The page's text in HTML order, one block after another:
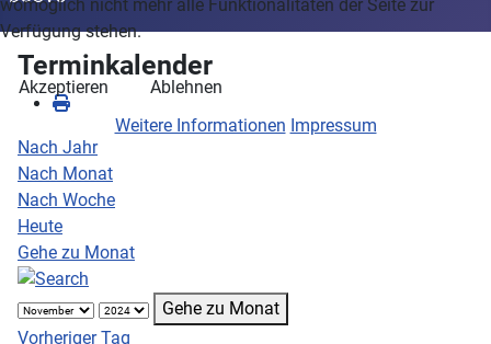
Terminkalender
Nach Jahr
Nach Monat
Nach Woche
Heute
Gehe zu Monat
Gehe zu Monat
Vorheriger Tag
womöglich nicht mehr alle Funktionalitäten der Seite zur
Verfügung stehen.
Akzeptieren
Ablehnen
Weitere Informationen Impressum